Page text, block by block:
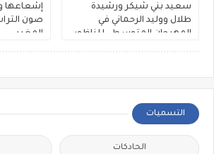
سعيد بني شيكر ورشيدة
طلال ووليد الرحماني في
المهرجان المتوسطي للناظور
إشعاعها
صون
المغربي
التسميات
الحادكات